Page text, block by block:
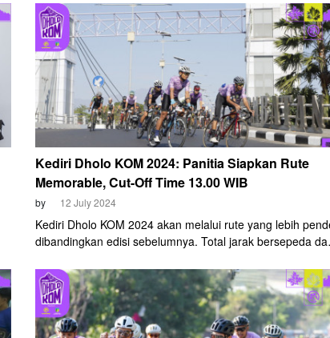
Juli 2024. Hingga saat ini, terdapat dua rute yang
di bandara swasta pertama di Indonesia ini.
Kediri Dholo KOM 2024: Panitia Siapkan Rute
Memorable, Cut-Off Time 13.00 WIB
by 12 July 2024
Kediri Dholo KOM 2024 akan melalui rute yang lebih
dibandingkan edisi sebelumnya. Total jarak bersepeda
Kediri Dholo KOM 2024 memangkas jarak rute ini karena
alasan keamanan dan kenyamanan bagi para peserta.